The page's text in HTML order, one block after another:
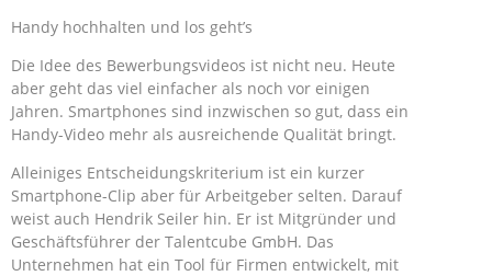
Handy hochhalten und los geht’s
Die Idee des Bewerbungsvideos ist nicht neu. Heute
aber geht das viel einfacher als noch vor einigen
Jahren. Smartphones sind inzwischen so gut, dass ein
Handy-Video mehr als ausreichende Qualität bringt.
Alleiniges Entscheidungskriterium ist ein kurzer
Smartphone-Clip aber für Arbeitgeber selten. Darauf
weist auch Hendrik Seiler hin. Er ist Mitgründer und
Geschäftsführer der Talentcube GmbH. Das
Unternehmen hat ein Tool für Firmen entwickelt, mit